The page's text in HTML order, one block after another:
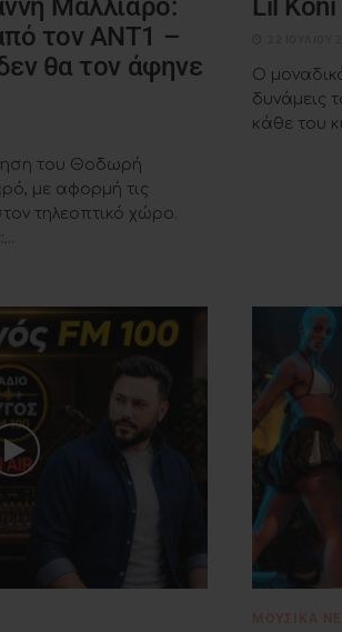
Μαλλιαρό:
τον ΑΝΤ1 –
θα τον άφηνε
του Θοδωρή
με αφορμή τις
τηλεοπτικό χώρο.
Lil Koni
Ο
δυνάμεις
κάθε του